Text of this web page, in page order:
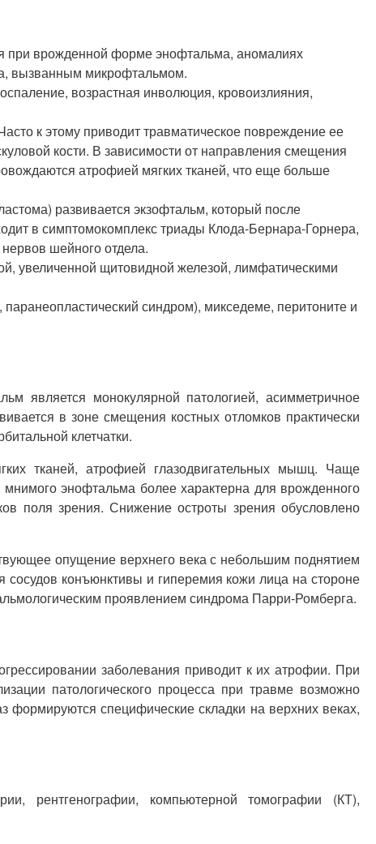
при врожденной форме энофтальма, аномалиях
вызванным микрофтальмом.
возрастная инволюция, кровоизлияния,
к этому приводит травматическое повреждение ее
кости. В зависимости от направления смещения
атрофией мягких тканей, что еще больше
развивается экзофтальм, который после
в симптомокомплекс триады Клода-Бернара-Горнера,
шейного отдела.
увеличенной щитовидной железой, лимфатическими
синдром), микседеме, перитоните и
является монокулярной патологией, асимметричное
в зоне смещения костных отломков практически
клетчатки.
тканей, атрофией глазодвигательных мышц. Чаще
энофтальма более характерна для врожденного
поля зрения. Снижение остроты зрения обусловлено
опущение верхнего века с небольшим поднятием
конъюнктивы и гиперемия кожи лица на стороне
проявлением синдрома Парри-Ромберга.
заболевания приводит к их атрофии. При
патологического процесса при травме возможно
формируются специфические складки на верхних веках,
рентгенографии, компьютерной томографии (КТ),